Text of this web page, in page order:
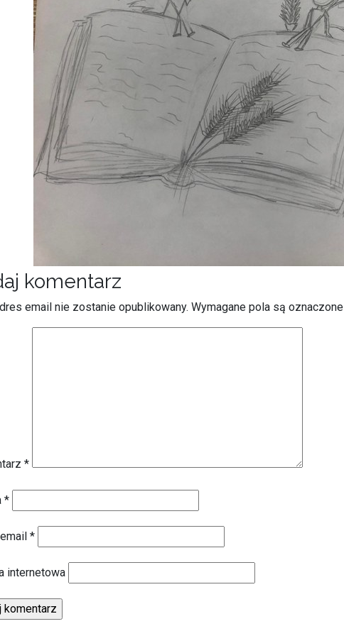
komentarz
email nie zostanie opublikowany. Wymagane pola są oznaczone
*
*
*
internetowa